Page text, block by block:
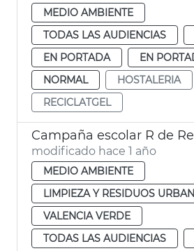
MEDIO AMBIENTE
TODAS LAS AUDIENCIAS
EN PORTADA
EN
NORMAL
HOSTALERIA
RECICLATGEL
Campaña escolar R de
modificado hace 1 año
MEDIO AMBIENTE
LIMPIEZA Y RESIDUOS
VALENCIA VERDE
TODAS LAS AUDIENCIAS